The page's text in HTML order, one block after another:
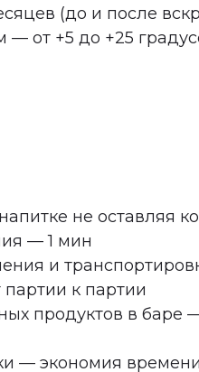
(до и после
от +5 до +25
не оставляя
— 1 мин
и
партии к партии
продуктов в баре
— экономия времени